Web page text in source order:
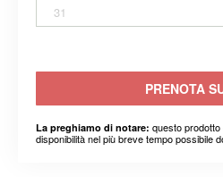
31
PRENOTA
La preghiamo di notare: questo
disponibilità nel più breve tempo possibile